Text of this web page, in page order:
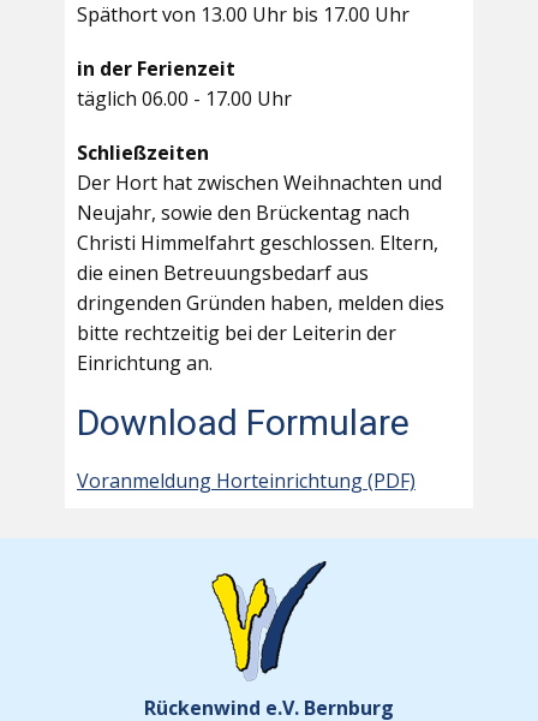
Späthort von 13.00 Uhr bis 17.00 Uhr
in der Ferienzeit
täglich 06.00 - 17.00 Uhr
Schließzeiten
Der Hort hat zwischen Weihnachten und
Neujahr, sowie den Brückentag nach
Christi Himmelfahrt geschlossen. Eltern,
die einen Betreuungsbedarf aus
dringenden Gründen haben, melden dies
bitte rechtzeitig bei der Leiterin der
Einrichtung an.
Download Formulare
Voranmeldung Horteinrichtung (PDF)
Rückenwind e.V. Bernburg